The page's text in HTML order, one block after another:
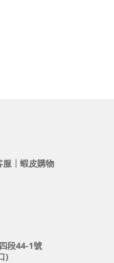
服 ┃ 蝦皮購物
段44-1號
)